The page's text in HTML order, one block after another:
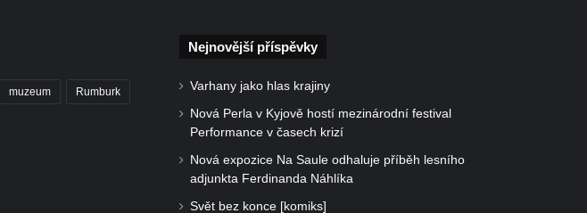
muzeum Rumburk
Nejnovější příspěvky
Varhany jako hlas krajiny
Nová Perla v Kyjově hostí mezinárodní festival
Performance v časech krizí
Nová expozice Na Saule odhaluje příběh lesního
adjunkta Ferdinanda Náhlíka
Svět bez konce [komiks]